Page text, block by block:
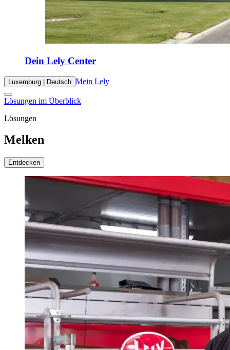
Dein Lely Center
Luxemburg | Deutsch Mein Lely
Lösungen im Überblick
Lösungen
Melken
Entdecken